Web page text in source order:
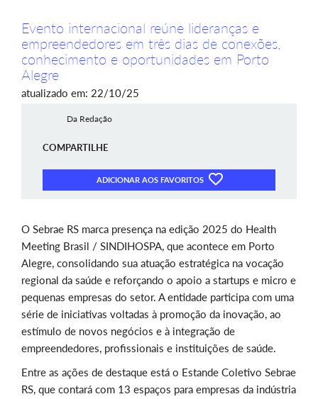
Evento internacional reúne lideranças e
empreendedores em três dias de conexões,
conhecimento e oportunidades em Porto
Alegre
atualizado em: 22/10/25
Da Redação
COMPARTILHE
ADICIONAR AOS FAVORITOS
O Sebrae RS marca presença na edição 2025 do Health
Meeting Brasil / SINDIHOSPA, que acontece em Porto
Alegre, consolidando sua atuação estratégica na vocação
regional da saúde e reforçando o apoio a startups e micro e
pequenas empresas do setor. A entidade participa com uma
série de iniciativas voltadas à promoção da inovação, ao
estímulo de novos negócios e à integração de
empreendedores, profissionais e instituições de saúde.
Entre as ações de destaque está o Estande Coletivo Sebrae
RS, que contará com 13 espaços para empresas da indústria